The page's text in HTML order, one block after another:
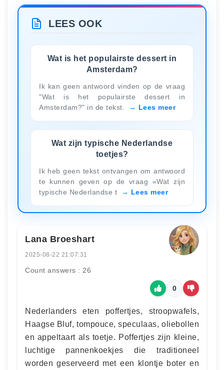
LEES OOK
Wat is het populairste dessert in
Amsterdam?
Ik kan geen antwoord vinden op de vraag
"Wat is het populairste dessert in
Amsterdam?" in de tekst.
Lees meer
Wat zijn typische Nederlandse
toetjes?
Ik heb geen tekst ontvangen om antwoord
te kunnen geven op de vraag «Wat zijn
typische Nederlandse t
Lees meer
Lana Broeshart
2025-08-22 21:07:31
Count answers : 26
0
Nederlanders eten poffertjes, stroopwafels,
Haagse Bluf, tompouce, speculaas, oliebollen
en appeltaart als toetje. Poffertjes zijn kleine,
luchtige pannenkoekjes die traditioneel
worden geserveerd met een klontje boter en